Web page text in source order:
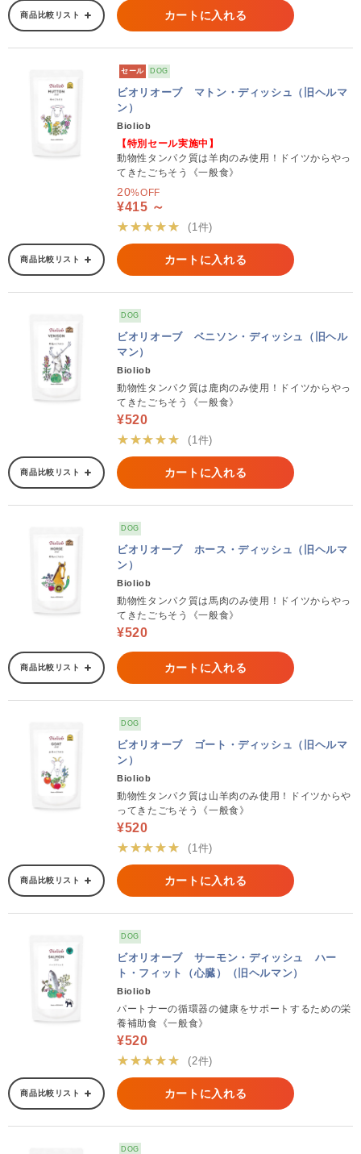
商品比較リスト カートに入れる
セール DOG
ビオリオーブ マトン・ディッシュ（旧ヘルマ
ン）
Bioliob
【特別セール実施中】
動物性タンパク質は羊肉のみ使用！ドイツからやっ
てきたごちそう《一般食》
20%OFF
¥415 ～
★★★★★
(1件)
商品比較リスト カートに入れる
DOG
ビオリオーブ ベニソン・ディッシュ（旧ヘル
マン）
Bioliob
動物性タンパク質は鹿肉のみ使用！ドイツからやっ
てきたごちそう《一般食》
¥520
★★★★★
(1件)
商品比較リスト カートに入れる
DOG
ビオリオーブ ホース・ディッシュ（旧ヘルマ
ン）
Bioliob
動物性タンパク質は馬肉のみ使用！ドイツからやっ
てきたごちそう《一般食》
¥520
商品比較リスト カートに入れる
DOG
ビオリオーブ ゴート・ディッシュ（旧ヘルマ
ン）
Bioliob
動物性タンパク質は山羊肉のみ使用！ドイツからや
ってきたごちそう《一般食》
¥520
★★★★★
(1件)
商品比較リスト カートに入れる
DOG
ビオリオーブ サーモン・ディッシュ ハー
ト・フィット（心臓）（旧ヘルマン）
Bioliob
パートナーの循環器の健康をサポートするための栄
養補助食《一般食》
¥520
★★★★★
(2件)
商品比較リスト カートに入れる
DOG